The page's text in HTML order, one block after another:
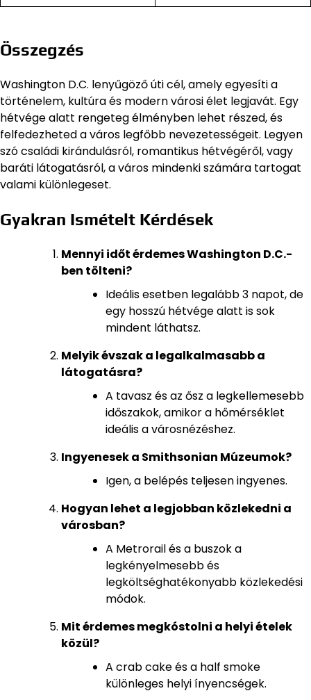
Összegzés
Washington D.C. lenyűgöző úti cél, amely egyesíti a
történelem, kultúra és modern városi élet legjavát. Egy
hétvége alatt rengeteg élményben lehet részed, és
felfedezheted a város legfőbb nevezetességeit. Legyen
szó családi kirándulásról, romantikus hétvégéről, vagy
baráti látogatásról, a város mindenki számára tartogat
valami különlegeset.
Gyakran Ismételt Kérdések
Mennyi időt érdemes Washington D.C.-
ben tölteni?
Ideális esetben legalább 3 napot, de
egy hosszú hétvége alatt is sok
mindent láthatsz.
Melyik évszak a legalkalmasabb a
látogatásra?
A tavasz és az ősz a legkellemesebb
időszakok, amikor a hőmérséklet
ideális a városnézéshez.
Ingyenesek a Smithsonian Múzeumok?
Igen, a belépés teljesen ingyenes.
Hogyan lehet a legjobban közlekedni a
városban?
A Metrorail és a buszok a
legkényelmesebb és
legköltséghatékonyabb közlekedési
módok.
Mit érdemes megkóstolni a helyi ételek
közül?
A crab cake és a half smoke
különleges helyi ínyencségek.